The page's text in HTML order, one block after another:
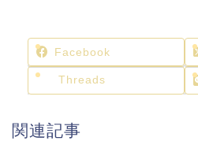
Facebook
Threads
関連記事